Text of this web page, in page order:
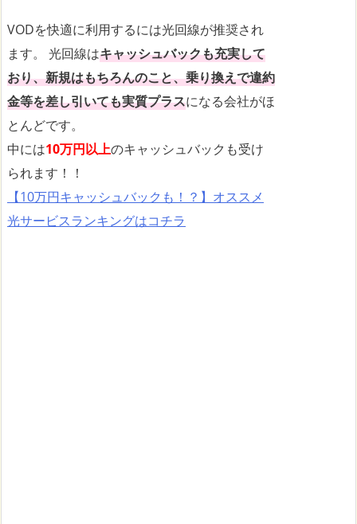
VODを快適に利用するには光回線が推奨され
ます。 光回線はキャッシュバックも充実して
おり、新規はもちろんのこと、乗り換えで違約
金等を差し引いても実質プラスになる会社がほ
とんどです。
中には10万円以上のキャッシュバックも受け
られます！！
【10万円キャッシュバックも！？】オススメ
光サービスランキングはコチラ